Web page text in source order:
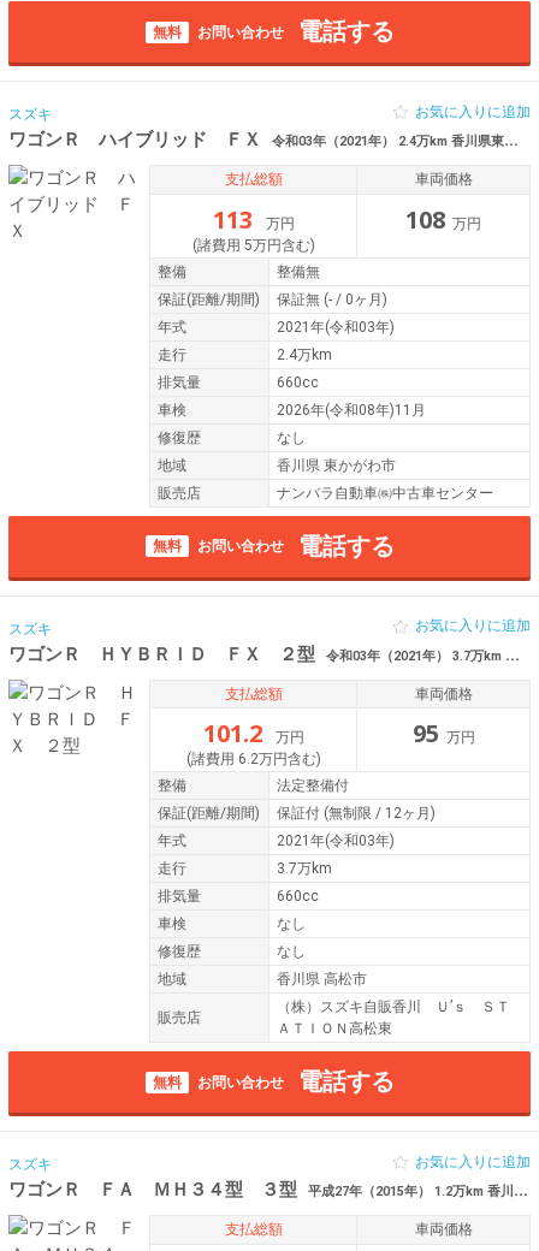
無料 お問い合わせ 電話する
スズキ
ワゴンＲ ハイブリッド ＦＸ 令和03年（2021年） 2.4万km 香川県東かがわ市
お気に入りに追加
支払総額
113
万円
(諸費用 5万円含む)
車両価格
108 万円
整備
整備無
保証(距離/期間) 保証無 (- / 0ヶ月)
年式
2021年(令和03年)
走行
2.4万km
排気量
660cc
車検
2026年(令和08年)11月
修復歴
なし
地域
香川県 東かがわ市
販売店
ナンバラ自動車㈱中古車センター
無料 お問い合わせ 電話する
スズキ
ワゴンＲ ＨＹＢＲＩＤ ＦＸ ２型 令和03年（2021年） 3.7万km 香川県高松市
お気に入りに追加
支払総額
101.2
万円
(諸費用 6.2万円含む)
車両価格
95 万円
整備
法定整備付
保証(距離/期間) 保証付 (無制限 / 12ヶ月)
年式
2021年(令和03年)
走行
3.7万km
排気量
660cc
車検
なし
修復歴
なし
地域
香川県 高松市
販売店
（株）スズキ自販香川 Ｕ’ｓ ＳＴ
ＡＴＩＯＮ高松東
無料 お問い合わせ 電話する
スズキ
ワゴンＲ ＦＡ ＭＨ３４型 ３型 平成27年（2015年） 1.2万km 香川県高松市
お気に入りに追加
支払総額 車両価格